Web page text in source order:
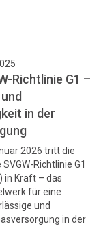
Richtlinie G1 –
in der
2026 tritt die
Richtlinie G1
in Kraft – das
für eine
und
in der